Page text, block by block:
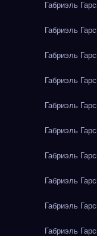
Габриэль
Габриэль
Габриэль
Габриэль
Габриэль
Габриэль
Габриэль
Габриэль
Габриэль
Габриэль